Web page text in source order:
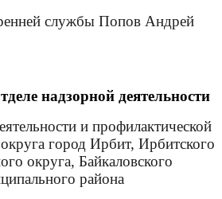
службы Попов Андрей
надзорной деятельности
и профилактической
город Ирбит, Ирбитского
округа, Байкаловского
района